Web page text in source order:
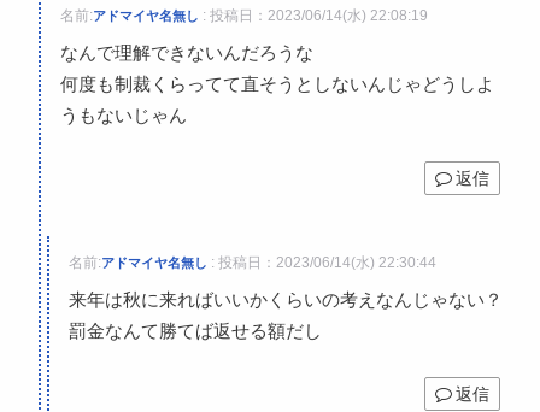
名前:アドマイヤ名無し : 投稿日：2023/06/14(水) 22:08:19
なんで理解できないんだろうな
何度も制裁くらってて直そうとしないんじゃどうしよ
うもないじゃん
返信
名前:アドマイヤ名無し : 投稿日：2023/06/14(水) 22:30:44
来年は秋に来ればいいかくらいの考えなんじゃない？
罰金なんて勝てば返せる額だし
返信